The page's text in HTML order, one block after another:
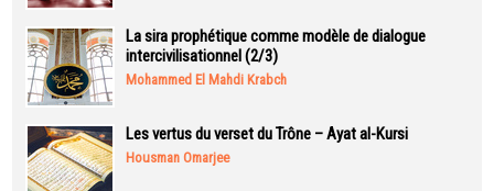
La sira prophétique comme modèle de dialogue
intercivilisationnel (2/3)
Mohammed El Mahdi Krabch
Les vertus du verset du Trône – Ayat al-Kursi
Housman Omarjee